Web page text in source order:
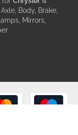
Body, Brake,
Mirrors,